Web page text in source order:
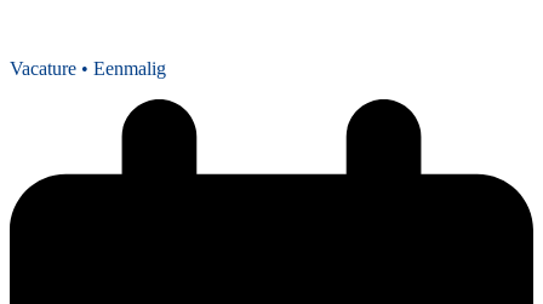
Vacature • Eenmalig